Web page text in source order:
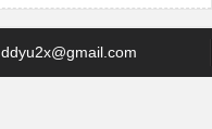
ddyu2x@gmail.com